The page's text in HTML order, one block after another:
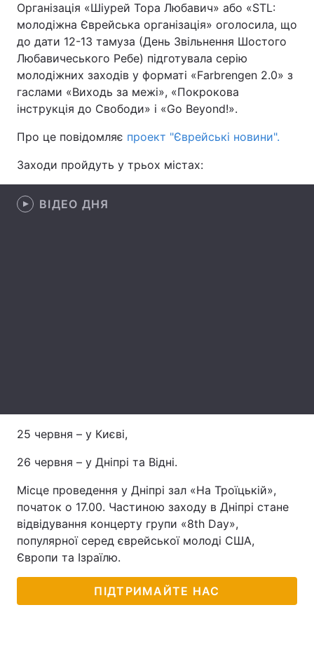
Головна Війна
Україна Політика
Економіка Світ
Спорт Наука
Техно і зв'язок
Інтерв'ю
Архів Вакансії
Контакти
Послуги
Організація «Шіурей Тора Любавич» або «STL:
молодіжна Єврейська організація» оголосила, що
до дати 12-13 тамуза (День Звільнення Шостого
Любавичеського Ребе) підготувала серію
молодіжних заходів у форматі «Farbrengen 2.0» з
гаслами «Виходь за межі», «Покрокова
інструкція до Свободи» і «Go Beyond!».
Про це повідомляє проект "Єврейські новини".
Заходи пройдуть у трьох містах:
ВІДЕО ДНЯ
25 червня – у Києві,
26 червня – у Дніпрі та Відні.
Місце проведення у Дніпрі зал «На Троїцькій»,
початок о 17.00. Частиною заходу в Дніпрі стане
відвідування концерту групи «8th Day»,
популярної серед єврейської молоді США,
Європи та Ізраїлю.
ПІДТРИМАЙТЕ НАС